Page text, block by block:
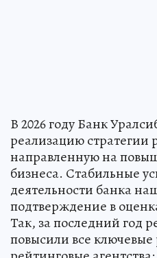
В 2026 году Банк
реализацию стратегии
направленную на
бизнеса. Стабильные
деятельности банка
подтверждение в
Так, за последний год
повысили все ключевые